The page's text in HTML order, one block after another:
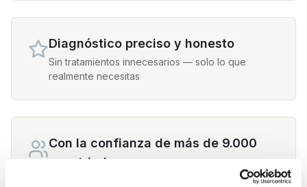
Diagnóstico preciso y honesto
Sin tratamientos innecesarios — solo lo que
realmente necesitas
Con la confianza de más de 9.000
expatriados
Tus vecinos nos han elegido — 4,9★ con más de